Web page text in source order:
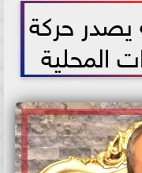
يصدر حركة
المحلية